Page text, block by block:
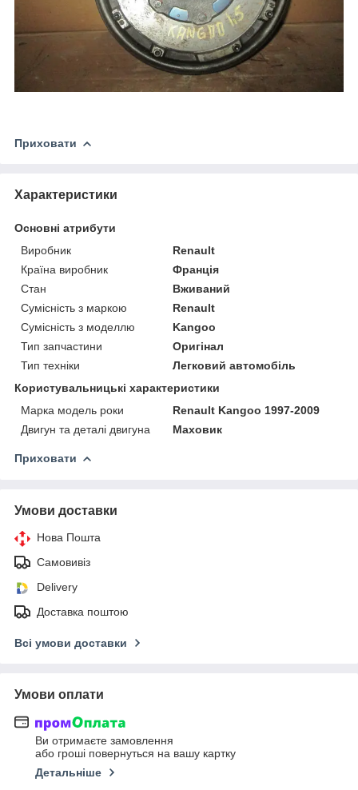
Приховати
Характеристики
Основні атрибути
Виробник
Renault
Країна виробник
Франція
Стан
Вживаний
Сумісність з маркою
Renault
Сумісність з моделлю
Kangoo
Тип запчастини
Оригінал
Тип техніки
Легковий автомобіль
Користувальницькі характеристики
Марка модель роки
Renault Kangoo 1997-2009
Двигун та деталі двигуна
Маховик
Приховати
Умови доставки
Нова Пошта
Самовивіз
Delivery
Доставка поштою
Всі умови доставки
Умови оплати
Ви отримаєте замовлення
або гроші повернуться на вашу картку
Детальніше